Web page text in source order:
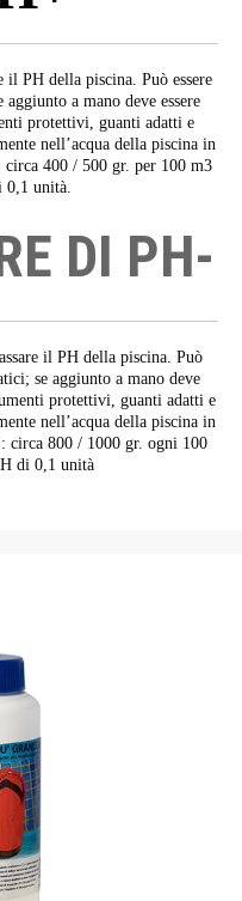
PH della piscina. Può essere
a mano deve essere
protettivi, guanti adatti e
nell’acqua della piscina in
400 / 500 gr. per 100 m3
unità.
DI PH-
il PH della piscina. Può
se aggiunto a mano deve
protettivi, guanti adatti e
nell’acqua della piscina in
circa 800 / 1000 gr. ogni 100
di 0,1 unità